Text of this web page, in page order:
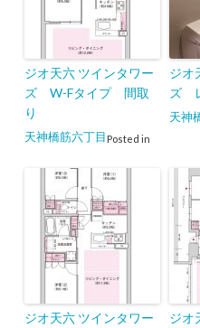
ジオ天六 ツインタワー
ズ W-Fタイプ 間取
り
Posted in
天神橋筋六丁目
ジオ
ズ
天神
ジオ天六 ツインタワー ジオ